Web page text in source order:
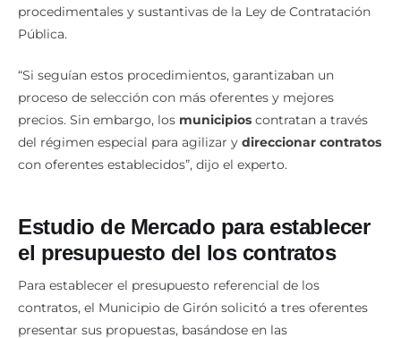
Pública.
proceso de selección con más oferentes y mejores
precios. Sin embargo, los municipioscontratan a través
del régimen especial para agilizar ydireccionar contratos
con oferentes establecidos”, dijo el experto.
el presupuesto del los contratos
Para establecer el presupuesto referencial de los
contratos, el Municipio de Girón solicitó a tres oferentes
presentar sus propuestas, basándose en las
consideraciones establecidas por la entidad.